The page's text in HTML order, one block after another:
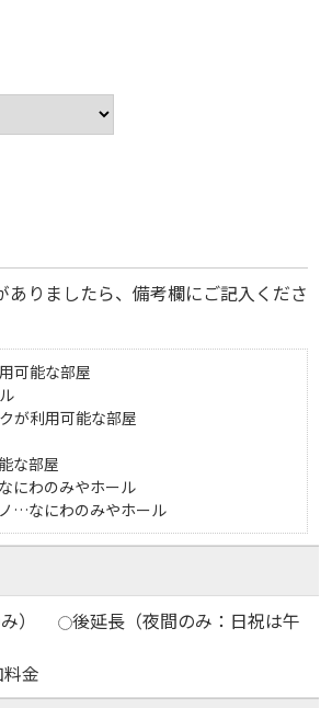
ありましたら、備考欄にご記入くださ
可能な部屋
が利用可能な部屋
な部屋
にわのみやホール
…なにわのみやホール
）
後延長（夜間のみ：日祝は午
金